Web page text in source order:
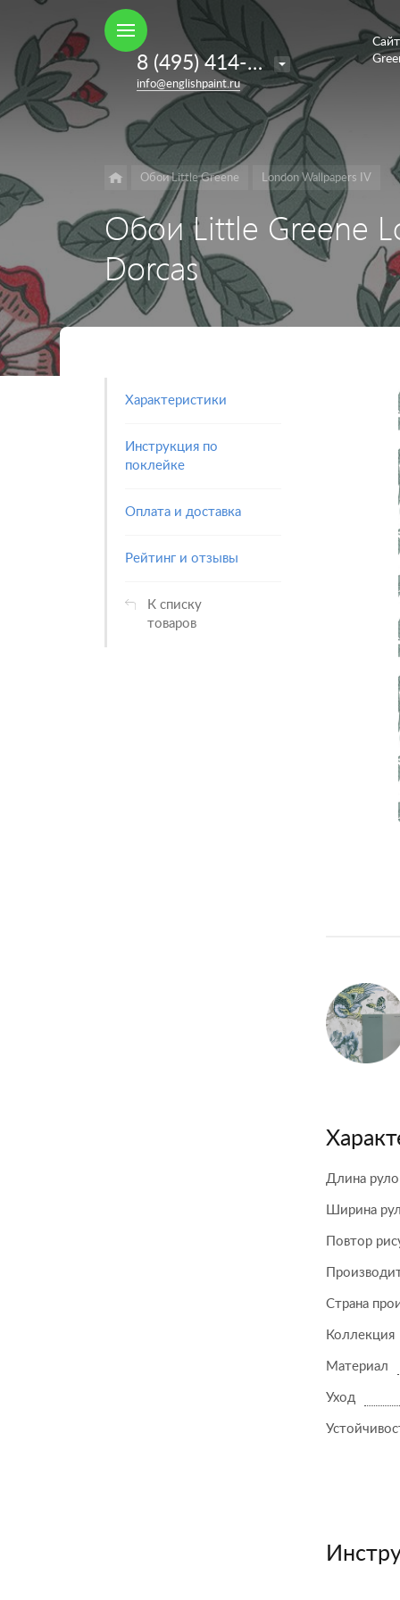
в каталоге
Найти
Например,
French
Grey
8 (495) 414-35-98
info@englishpaint.ru
Обои Little Greene London Wallpapers IV
Обои Little Greene
Dorcas
Характеристики
Инструкция по
поклейке
Оплата и доставка
Рейтинг и отзывы
К списку
товаров
Длина
Ширина
Повтор
Страна
Коллекция
Материал
Уход